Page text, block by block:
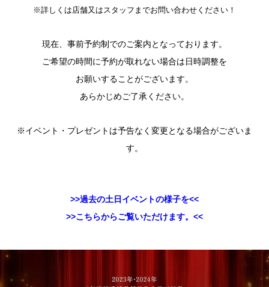
※詳しくは店舗又はスタッフまでお問い合わせください！
現在、事前予約制でのご案内となっております。
ご希望の時間に予約が取れない場合は日時調整を
お願いすることがございます。
あらかじめご了承ください。
※イベント・プレゼントは予告なく変更となる場合がございま
す。
>>過去の土日イベントの様子を<<
>>こちらからご覧いただけます。<<